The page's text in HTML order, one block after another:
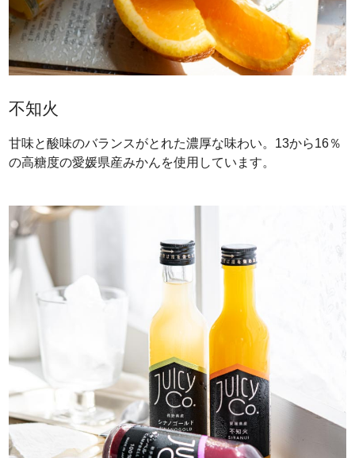
不知火
甘味と酸味のバランスがとれた濃厚な味わい。13から16％
の高糖度の愛媛県産みかんを使用しています。